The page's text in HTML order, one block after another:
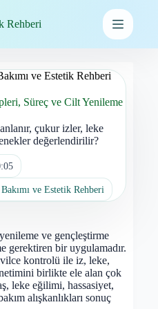
Rehberi
ve Estetik Rehberi
Süreç ve Cilt Yenileme
çukur izler, leke
değerlendirilir?
ve Estetik Rehberi
ve gençleştirme
gerektiren bir uygulamadır.
kontrolü ile iz, leke,
birlikte ele alan çok
leke eğilimi, hassasiyet,
alışkanlıkları sonuç